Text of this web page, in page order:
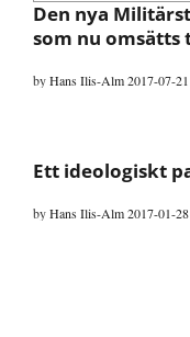
Den nya
som nu
byHans Ilis-Alm2017-07-21
Ett ideologiskt
byHans Ilis-Alm2017-01-28